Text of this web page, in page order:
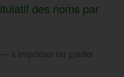
des noms par
à imprimer ou garder